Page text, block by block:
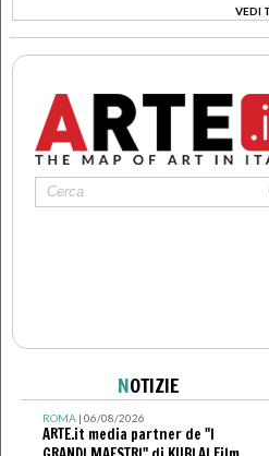
VEDI
>
NOTIZIE
ROMA| 06/08/2026
ARTE.it media partner de "I